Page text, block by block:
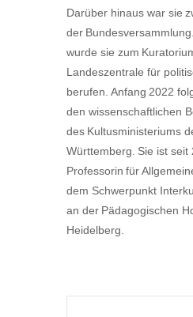
Darüber hinaus war sie
der
wurde sie zum
Landeszentrale für
berufen. Anfang 2022
den wissenschaftlichen
des Kultusministeriums
Württemberg. Sie ist seit
Professorin für
dem Schwerpunkt
an der Pädagogischen
Heidelberg.